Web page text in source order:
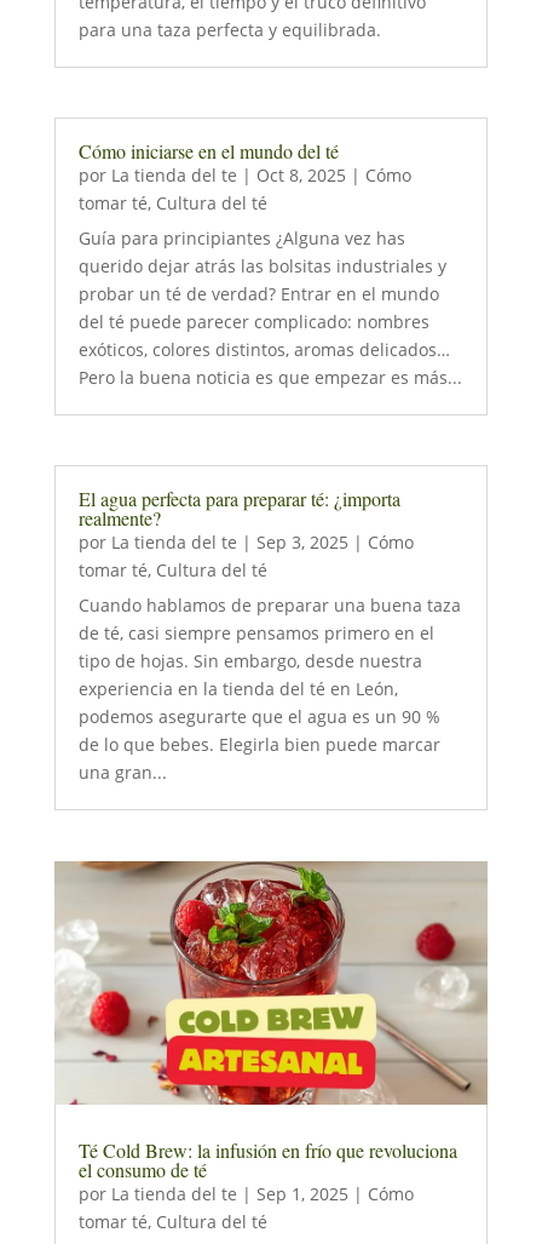
para una taza perfecta y equilibrada.
Cómo iniciarse en el mundo del té
por La tienda del te | Oct 8, 2025 | Cómo
tomar té, Cultura del té
Guía para principiantes ¿Alguna vez has
querido dejar atrás las bolsitas industriales y
probar un té de verdad? Entrar en el mundo
del té puede parecer complicado: nombres
exóticos, colores distintos, aromas delicados…
Pero la buena noticia es que empezar es más...
El agua perfecta para preparar té: ¿importa
realmente?
por La tienda del te | Sep 3, 2025 | Cómo
tomar té, Cultura del té
Cuando hablamos de preparar una buena taza
de té, casi siempre pensamos primero en el
tipo de hojas. Sin embargo, desde nuestra
experiencia en la tienda del té en León,
podemos asegurarte que el agua es un 90 %
de lo que bebes. Elegirla bien puede marcar
una gran...
Té Cold Brew: la infusión en frío que revoluciona
el consumo de té
por La tienda del te | Sep 1, 2025 | Cómo
tomar té, Cultura del té